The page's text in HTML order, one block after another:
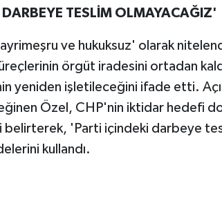
TESLİM OLMAYACAĞIZ'
ve hukuksuz' olarak
örgüt iradesini ortadan
yeniden işletileceğini ifade etti.
Özel, CHP'nin iktidar hedefi
belirterek, 'Parti içindeki darbeye
kullandı.